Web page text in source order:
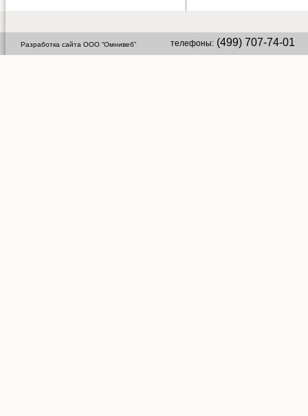
Разработка сайта ООО “Омнивеб” телефоны: (499) 707-74-01